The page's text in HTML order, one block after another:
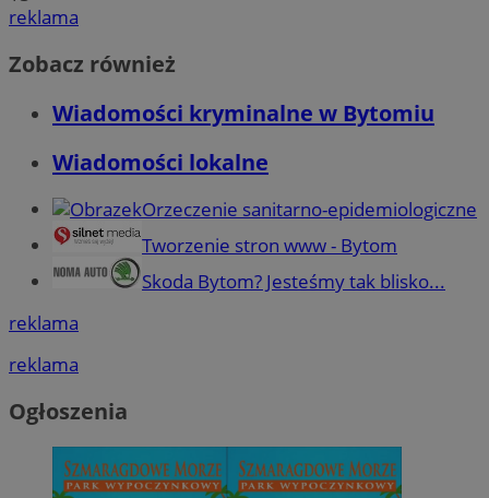
reklama
Zobacz również
Wiadomości kryminalne w Bytomiu
Wiadomości lokalne
Orzeczenie sanitarno-epidemiologiczne
Tworzenie stron www - Bytom
Skoda Bytom? Jesteśmy tak blisko...
reklama
reklama
Ogłoszenia